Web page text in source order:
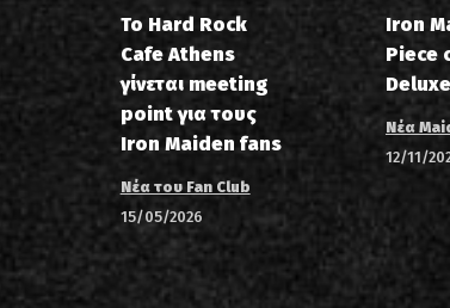
Το Hard Rock
Cafe Athens
γίνεται meeting
point για τους
Iron Maiden fans
Νέα του Fan Club
15/05/2026
Iron
Piece
Νέα
12/11/